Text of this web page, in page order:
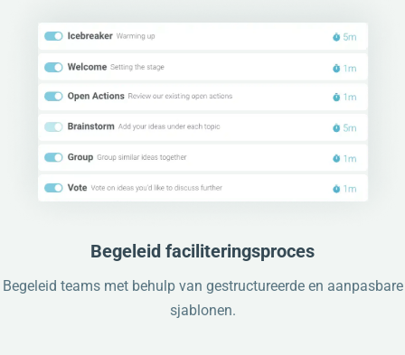
Begeleid faciliteringsproces
Begeleid teams met behulp van gestructureerde en aanpasbare
sjablonen.